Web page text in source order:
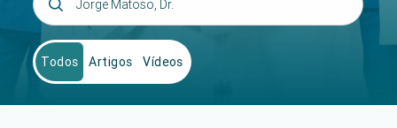
Todos Artigos Vídeos